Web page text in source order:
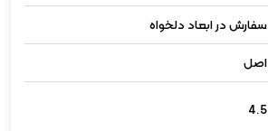
سفارش در ابعاد دلخواه
اصل
4.5